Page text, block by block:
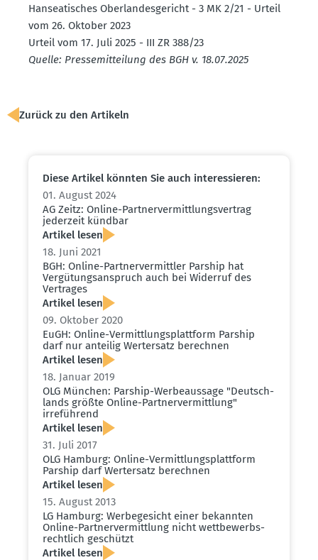
Hansea­ti­sches Oberlan­des­ge­richt - 3 MK 2/21 - Urteil
vom 26. Oktober 2023
Urteil vom 17. Juli 2025 - III ZR 388/23
Quelle: Presse­mit­teilung des BGH v. 18.07.2025
Zurück zu den Artikeln
Diese Artikel könnten Sie auch inter­es­sieren:
01. August 2024
AG Zeitz: Online-Partner­ver­mitt­lungs­vertrag
jederzeit kündbar
Artikel lesen
18. Juni 2021
BGH: Online-Partner­ver­mittler Parship hat
Vergü­tungs­an­spruch auch bei Widerruf des
Vertrages
Artikel lesen
09. Oktober 2020
EuGH: Online-Vermitt­lungs­plattform Parship
darf nur anteilig Wertersatz berechnen
Artikel lesen
18. Januar 2019
OLG München: Parship-Werbe­aussage "Deutsch­
lands größte Online-Partner­ver­mittlung"
irreführend
Artikel lesen
31. Juli 2017
OLG Hamburg: Online-Vermitt­lungs­plattform
Parship darf Wertersatz berechnen
Artikel lesen
15. August 2013
LG Hamburg: Werbe­ge­sicht einer bekannten
Online-Partner­ver­mittlung nicht wettbe­werbs­
rechtlich geschützt
Artikel lesen